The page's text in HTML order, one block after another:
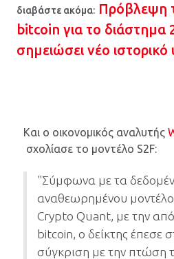
διαβάστε ακόμα: Πρόβλεψη
bitcoin για το διάστημα
σημειώσει νέο
Και ο οικονομικός αναλυτής
σχολίασε το μοντέλο S2F:
"Σύμφωνα με τα
αναθεωρημένου
Crypto Quant, με την
bitcoin, ο δείκτης έπεσε
σύγκριση με την πτώση